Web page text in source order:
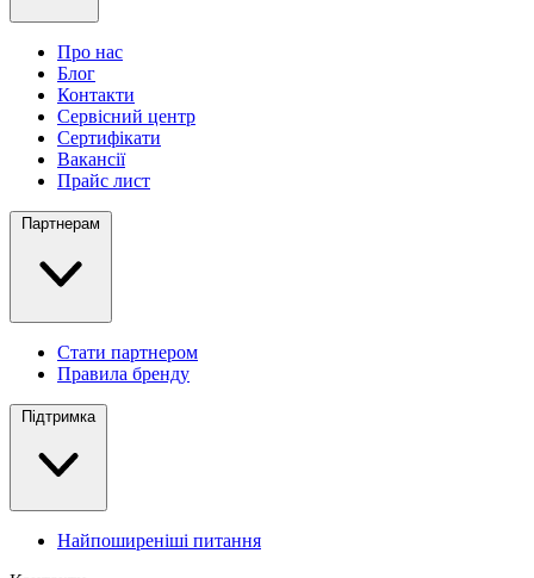
Про нас
Блог
Контакти
Сервісний центр
Сертифікати
Вакансії
Прайс лист
Партнерам
Стати партнером
Правила бренду
Підтримка
Найпоширеніші питання